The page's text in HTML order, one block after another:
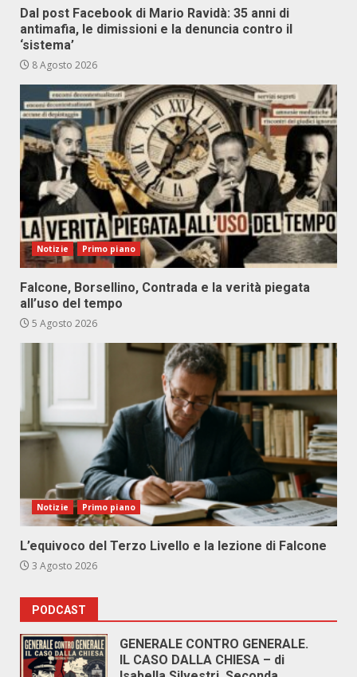
Dal post Facebook di Mario Ravidà: 35 anni di
antimafia, le dimissioni e la denuncia contro il
‘sistema’
8 Agosto 2026
Notizie Primo piano
Falcone, Borsellino, Contrada e la verità piegata
all’uso del tempo
5 Agosto 2026
Notizie Primo piano
L’equivoco del Terzo Livello e la lezione di Falcone
3 Agosto 2026
PODCAST
GENERALE CONTRO GENERALE.
IL CASO DALLA CHIESA – di